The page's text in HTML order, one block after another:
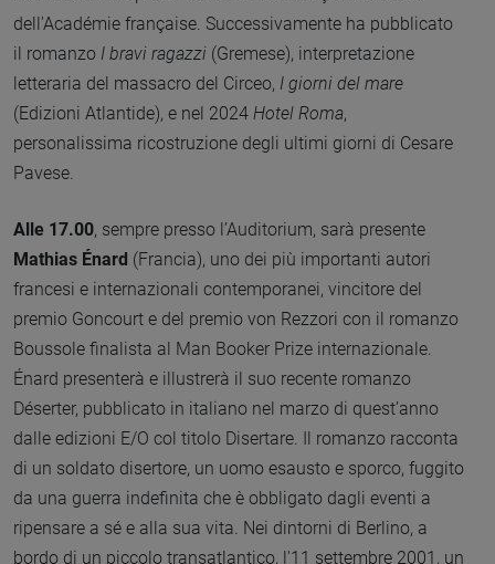
dell'Académie française. Successivamente ha pubblicato
il romanzo I bravi ragazzi (Gremese), interpretazione
letteraria del massacro del Circeo, I giorni del mare
(Edizioni Atlantide), e nel 2024 Hotel Roma,
personalissima ricostruzione degli ultimi giorni di Cesare
Pavese.
Alle 17.00, sempre presso l’Auditorium, sarà presente
Mathias Énard (Francia), uno dei più importanti autori
francesi e internazionali contemporanei, vincitore del
premio Goncourt e del premio von Rezzori con il romanzo
Boussole finalista al Man Booker Prize internazionale.
Énard presenterà e illustrerà il suo recente romanzo
Déserter, pubblicato in italiano nel marzo di quest’anno
dalle edizioni E/O col titolo Disertare. Il romanzo racconta
di un soldato disertore, un uomo esausto e sporco, fuggito
da una guerra indefinita che è obbligato dagli eventi a
ripensare a sé e alla sua vita. Nei dintorni di Berlino, a
bordo di un piccolo transatlantico, l'11 settembre 2001, un